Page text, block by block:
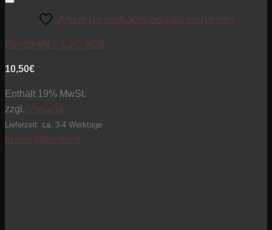
Artikel zur Beobachtungsliste hinzufügen
Bunddraht – 1.3/2.9/0.6
10,50€
Enthält 19% MwSt.
zzgl. Versand
Lieferzeit: ca. 3-4 Werktage
In den Warenkorb